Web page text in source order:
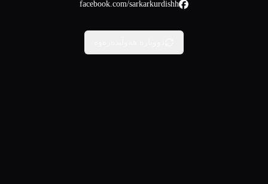
facebook.com/sarkarkurdishh